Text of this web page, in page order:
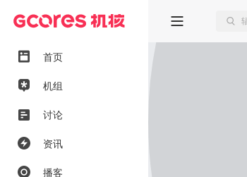
首页
机组
讨论
资讯
播客